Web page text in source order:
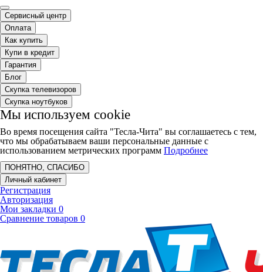
Сервисный центр
Оплата
Как купить
Купи в кредит
Гарантия
Блог
Скупка телевизоров
Скупка ноутбуков
Мы используем cookie
Во время посещения сайта "Тесла-Чита" вы соглашаетесь с тем,
что мы обрабатываем ваши персональные данные с
использованием метрических программ Подробнее
ПОНЯТНО, СПАСИБО
Личный кабинет
Регистрация
Авторизация
Мои закладки 0
Сравнение товаров 0